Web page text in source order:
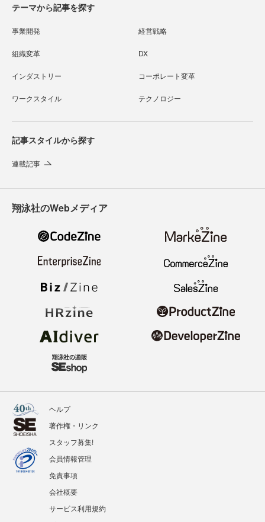
テーマから記事を探す
事業開発 経営戦略
組織変革 DX
インダストリー コーポレート変革
ワークスタイル テクノロジー
記事スタイルから探す
連載記事
翔泳社のWebメディア
ヘルプ
著作権・リンク
スタッフ募集!
会員情報管理
免責事項
会社概要
サービス利用規約